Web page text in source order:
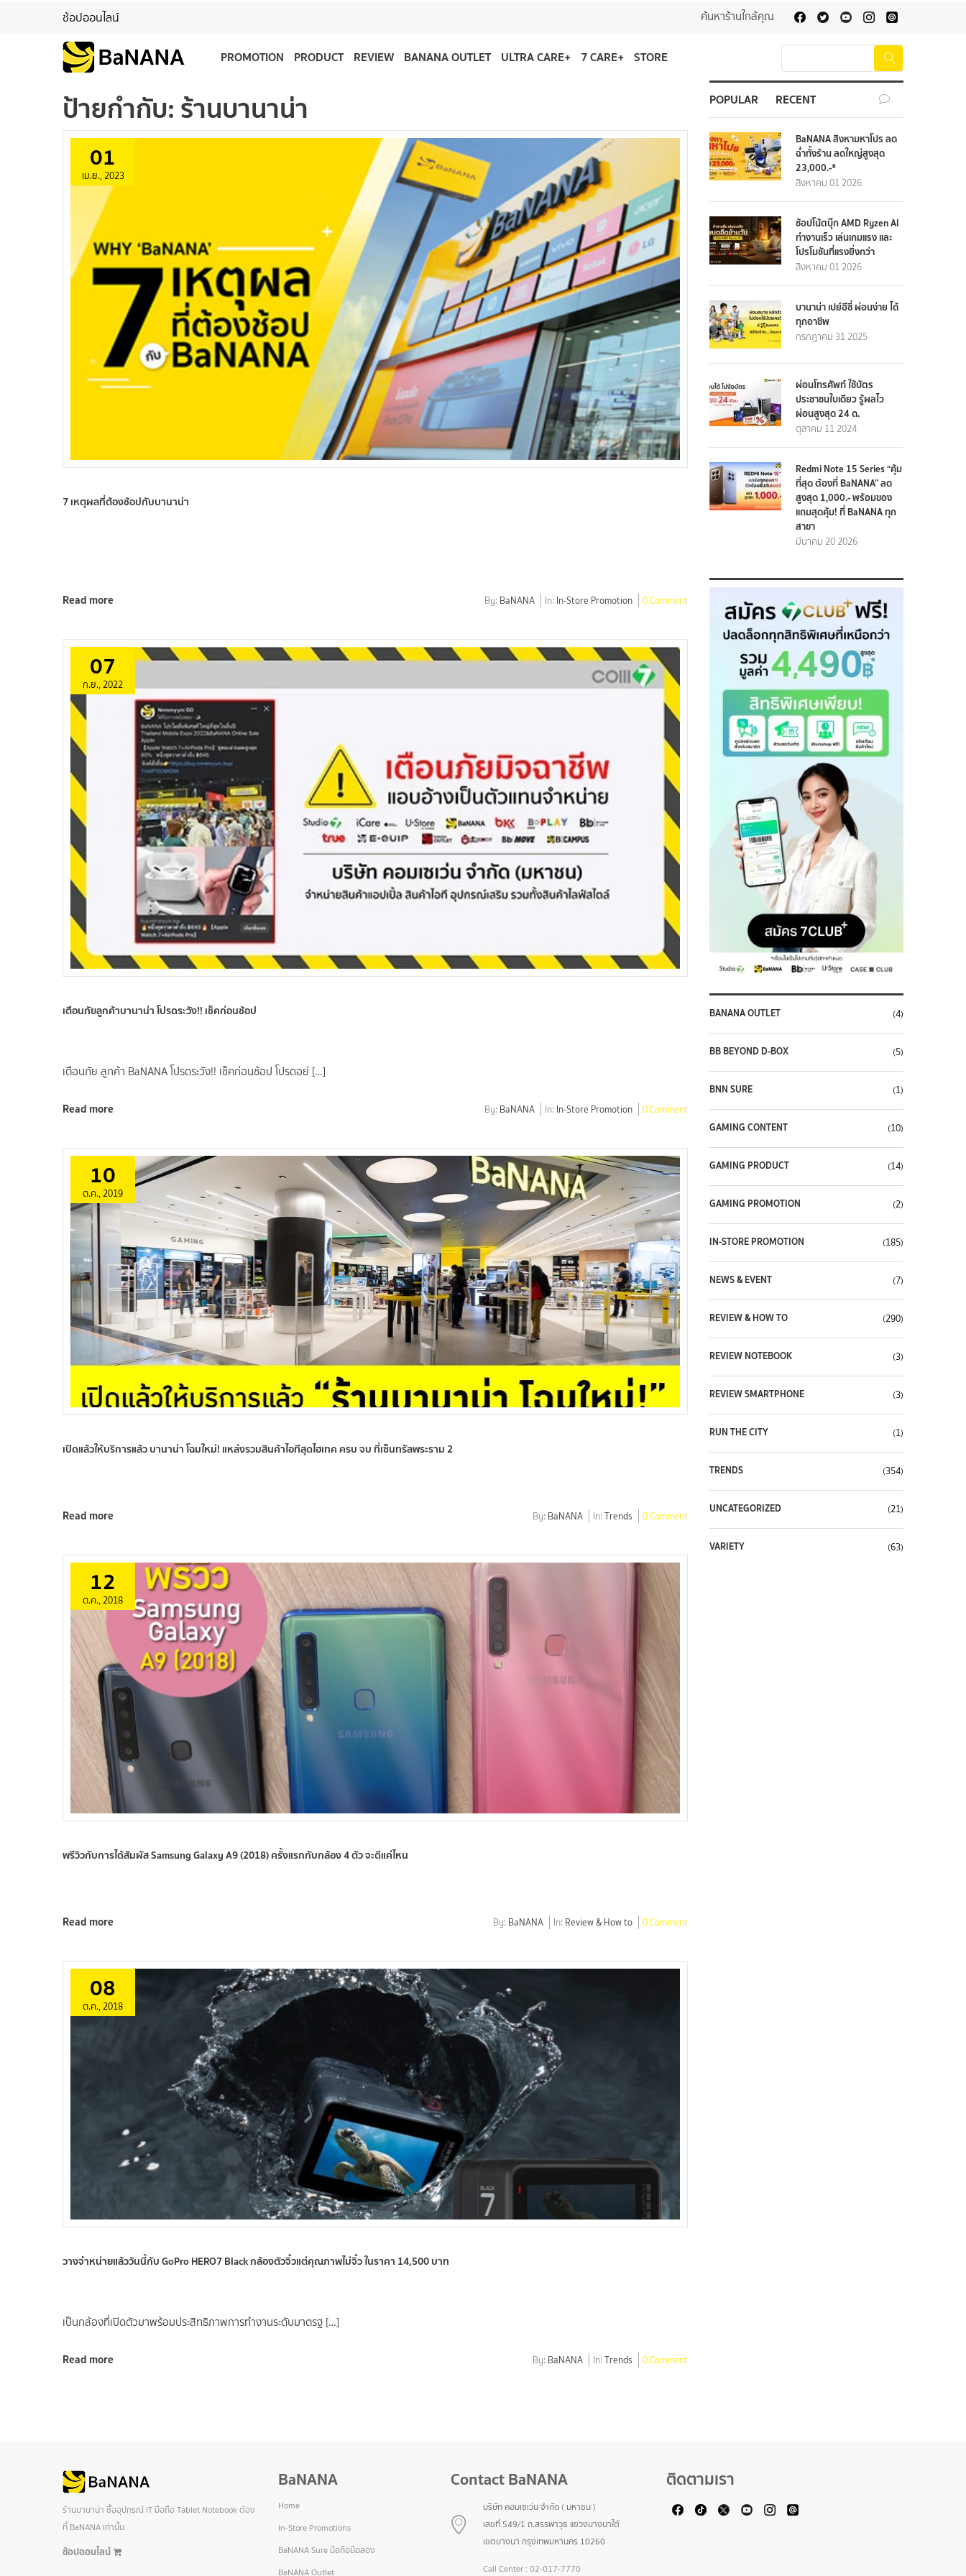
ช้อปออนไลน์ ค้นหาร้านใกล้คุณ
PROMOTION PRODUCT REVIEW BANANA OUTLET ULTRA CARE+ 7 CARE+ STORE
ป้ายกำกับ:ร้านบานาน่า
01
เม.ย., 2023
7 เหตุผลที่ต้องช้อปกับบานาน่า
Read more By: BaNANA In: In-Store Promotion 0 Comment
07
ก.ย., 2022
เตือนภัยลูกค้าบานาน่า โปรดระวัง!! เช็คก่อนช้อป
เตือนภัย ลูกค้า BaNANA โปรดระวัง!! เช็คก่อนช้อป โปรดอย่ […]
Read more By: BaNANA In: In-Store Promotion 0 Comment
10
ต.ค., 2019
เปิดแล้วให้บริการแล้ว บานาน่า โฉมใหม่! แหล่งรวมสินค้าไอทีสุดไฮเทค ครบ จบ ที่เซ็นทรัลพระราม 2
Read more By: BaNANA In:Trends 0 Comment
12
ต.ค., 2018
พรีวิวกับการได้สัมผัส Samsung Galaxy A9 (2018) ครั้งแรกกับกล้อง 4 ตัว จะดีแค่ไหน
Read more By: BaNANA In: Review & How to 0 Comment
08
ต.ค., 2018
วางจำหน่ายแล้ววันนี้กับ GoPro HERO7 Black กล้องตัวจิ๋วแต่คุณภาพไม่จิ๋ว ในราคา 14,500 บาท
เป็นกล้องที่เปิดตัวมาพร้อมประสิทธิภาพการทำงานระดับมาตรฐ […]
Read more By: BaNANA In:Trends 0 Comment
POPULAR RECENT
BaNANA สิงหามหาโปร ลด
ฉ่ำทั้งร้าน ลดใหญ่สูงสุด
23,000.-*
สิงหาคม 01 2026
ช้อปโน้ตบุ๊ก AMD Ryzen AI
ทำงานเร็ว เล่นเกมแรง และ
โปรโมชันที่แรงยิ่งกว่า
สิงหาคม 01 2026
บานาน่า เปย์อีซี่ ผ่อนง่าย ได้
ทุกอาชีพ
กรกฎาคม 31 2025
ผ่อนโทรศัพท์ ใช้บัตร
ประชาชนใบเดียว รู้ผลไว
ผ่อนสูงสุด 24 ด.
ตุลาคม 11 2024
Redmi Note 15 Series “คุ้ม
ที่สุด ต้องที่ BaNANA” ลด
สูงสุด 1,000.- พร้อมของ
แถมสุดคุ้ม! ที่ BaNANA ทุก
สาขา
มีนาคม 20 2026
BANANA OUTLET (4)
BB BEYOND D-BOX (5)
BNN SURE (1)
GAMING CONTENT (10)
GAMING PRODUCT (14)
GAMING PROMOTION (2)
IN-STORE PROMOTION (185)
NEWS & EVENT (7)
REVIEW & HOW TO (290)
REVIEW NOTEBOOK (3)
REVIEW SMARTPHONE (3)
RUN THE CITY (1)
TRENDS (354)
UNCATEGORIZED (21)
VARIETY (63)
ร้านบานาน่า ซื้ออุปกรณ์ IT มือถือ Tablet Notebook ต้อง
ที่ BaNANA เท่านั้น
ช้อปออนไลน์
BaNANA
Home
In-Store Promotions
BaNANA Sure มือถือมือสอง
BaNANA Outlet
Contact BaNANA
บริษัท คอมเซเว่น จำกัด ( มหาชน )
เลขที่ 549/1 ถ.สรรพาวุธ แขวงบางนาใต้
เขตบางนา กรุงเทพมหานคร 10260
Call Center : 02-017-7770
ติดตามเรา